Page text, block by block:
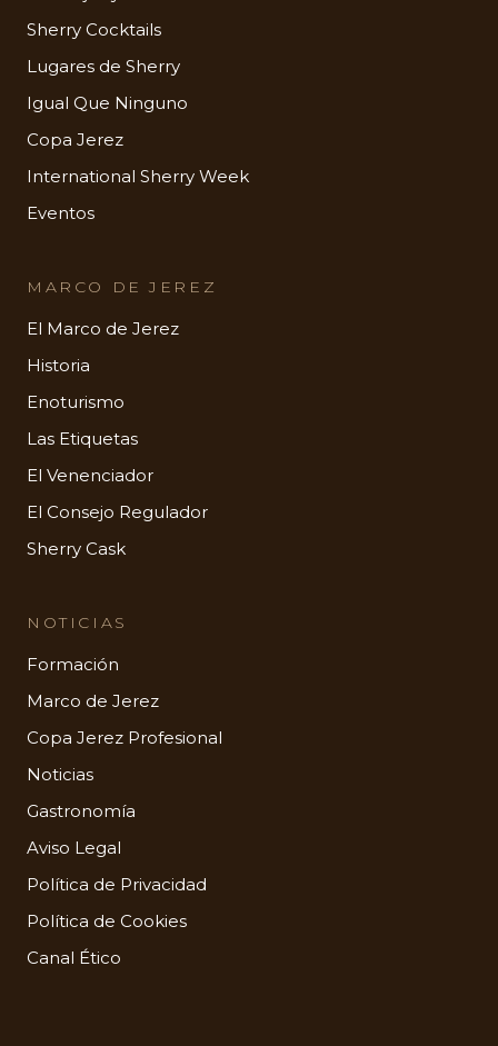
Sherry Cocktails
Lugares de Sherry
Igual Que Ninguno
Copa Jerez
International Sherry Week
Eventos
MARCO DE JEREZ
El Marco de Jerez
Historia
Enoturismo
Las Etiquetas
El Venenciador
El Consejo Regulador
Sherry Cask
NOTICIAS
Formación
Marco de Jerez
Copa Jerez Profesional
Noticias
Gastronomía
Aviso Legal
Política de Privacidad
Política de Cookies
Canal Ético